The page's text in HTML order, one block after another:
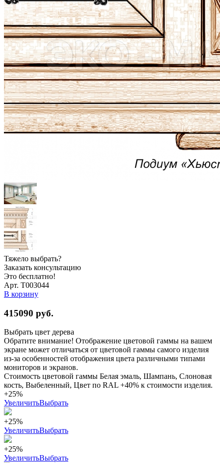
Тяжело выбрать?
Заказать консультацию
Это бесплатно!
Арт. Т003044
В корзину
415090 руб.
Выбрать цвет дерева
Обратите внимание! Отображение цветовой гаммы на вашем
экране может отличаться от цветовой гаммы самого изделия
из-за особенностей отображения цвета различными типами
мониторов и экранов.
Стоимость цветовой гаммы Белая эмаль, Шампань, Слоновая
кость, Выбеленный, Цвет по RAL +40% к стоимости изделия.
+25%
УвеличитьВыбрать
+25%
УвеличитьВыбрать
+25%
УвеличитьВыбрать